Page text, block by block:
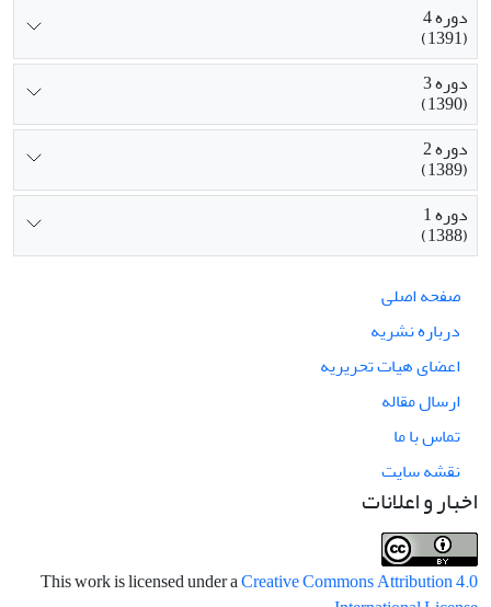
دوره 4
(1391)
دوره 3
(1390)
دوره 2
(1389)
دوره 1
(1388)
صفحه اصلی
درباره نشریه
اعضای هیات تحریریه
ارسال مقاله
تماس با ما
نقشه سایت
اخبار و اعلانات
This work is licensed under aCreative Commons Attribution 4.0